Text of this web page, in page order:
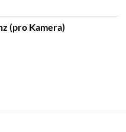
(pro Kamera)